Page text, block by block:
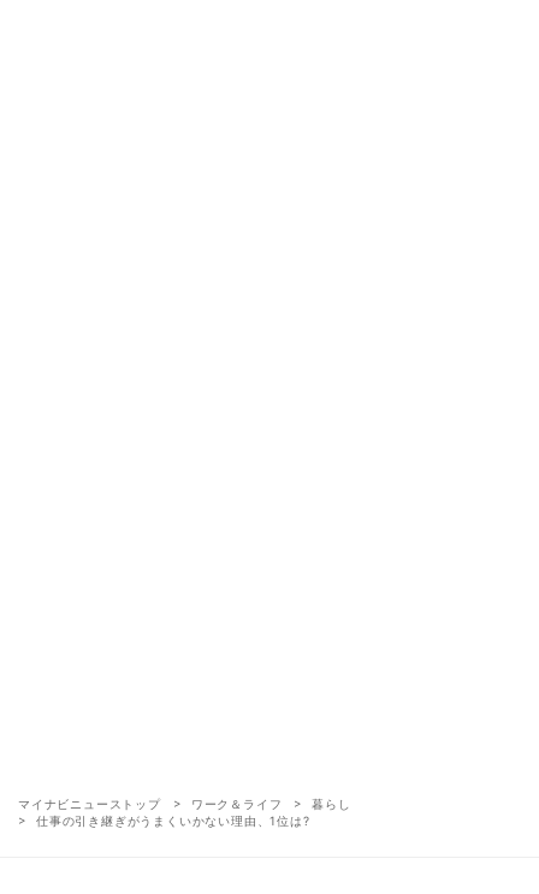
マイナビニューストップ ワーク＆ライフ
暮らし
仕事の引き継ぎがうまくいかない理由、1位は?